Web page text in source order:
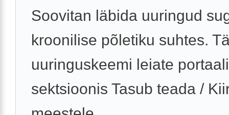
Soovitan läbida uuringud
kroonilise põletiku suhtes.
uuringuskeemi leiate portaali
sektsioonis Tasub teada /